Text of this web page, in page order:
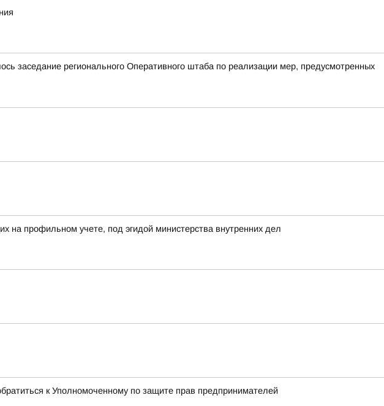
заседание регионального Оперативного штаба по реализации мер, предусмотренных
на профильном учете, под эгидой министерства внутренних дел
к Уполномоченному по защите прав предпринимателей